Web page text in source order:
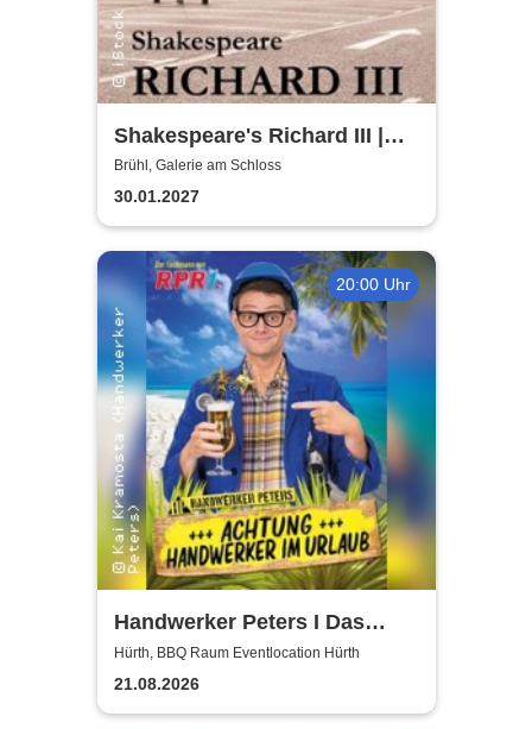
Shakespeare's Richard III |
Galerie am Schloss Brühl
Brühl, Galerie am Schloss
30.01.2027
20:00 Uhr
Handwerker Peters I Das
Sommer Event | Achtung -
Handwerker im UrlaubOpen
Air
Hürth, BBQ Raum Eventlocation Hürth
21.08.2026